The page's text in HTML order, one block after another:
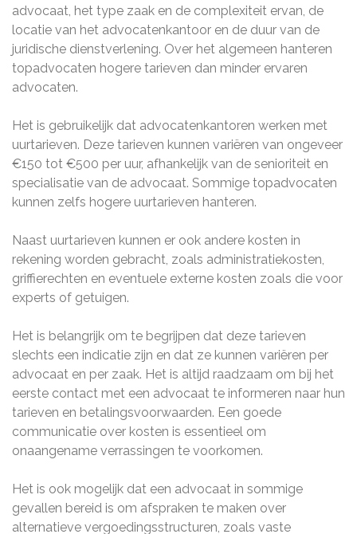
advocaat, het type zaak en de complexiteit ervan, de
locatie van het advocatenkantoor en de duur van de
juridische dienstverlening. Over het algemeen hanteren
topadvocaten hogere tarieven dan minder ervaren
advocaten.
Het is gebruikelijk dat advocatenkantoren werken met
uurtarieven. Deze tarieven kunnen variëren van ongeveer
€150 tot €500 per uur, afhankelijk van de senioriteit en
specialisatie van de advocaat. Sommige topadvocaten
kunnen zelfs hogere uurtarieven hanteren.
Naast uurtarieven kunnen er ook andere kosten in
rekening worden gebracht, zoals administratiekosten,
griffierechten en eventuele externe kosten zoals die voor
experts of getuigen.
Het is belangrijk om te begrijpen dat deze tarieven
slechts een indicatie zijn en dat ze kunnen variëren per
advocaat en per zaak. Het is altijd raadzaam om bij het
eerste contact met een advocaat te informeren naar hun
tarieven en betalingsvoorwaarden. Een goede
communicatie over kosten is essentieel om
onaangename verrassingen te voorkomen.
Het is ook mogelijk dat een advocaat in sommige
gevallen bereid is om afspraken te maken over
alternatieve vergoedingsstructuren, zoals vaste